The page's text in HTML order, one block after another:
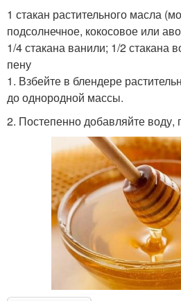
1 стакан растительного масла
подсолнечное, кокосовое или
1/4 стакана ванили; 1/2 стакана
пену
1. Взбейте в блендере
до однородной массы.
2. Постепенно добавляйте воду,